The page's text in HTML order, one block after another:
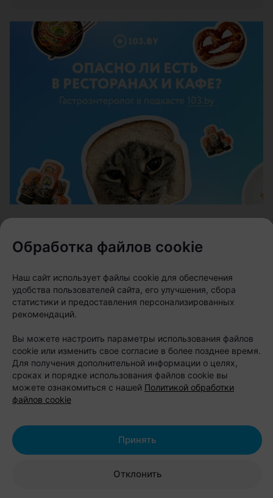
В Минске на выходных
пройдет большой
фестиваль для
любителей животных
Автор:relax.by, 07.08.2026
8 и 9 августа на берегу Цнянского водохранилища,
в парке Lakeside Park («Северный берег»),
посвященный владельцам собак, кошек и других
Обработка файлов cookie
Наш сайт использует файлы cookie для обеспечения
удобства пользователей сайта, его улучшения, сбора
статистики и предоставления персонализированных
рекомендаций.
Вы можете настроить параметры использования файлов
cookie или изменить свое согласие в более позднее время.
Для получения дополнительной информации о целях,
сроках и порядке использования файлов cookie вы
можете ознакомиться с нашей Политикой обработки
файлов cookie
Отклонить
Принять